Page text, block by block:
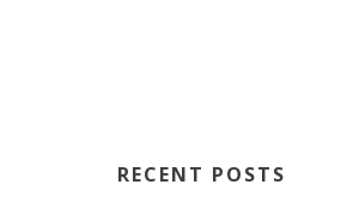
RECENT POSTS